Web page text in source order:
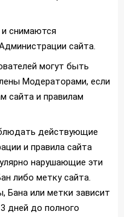
снимаются
сайта.
могут быть
Модераторами, если
сайта и правилам
действующие
и правила сайта
нарушающие эти
либо метку сайта.
Бана или метки зависит
дней до полного